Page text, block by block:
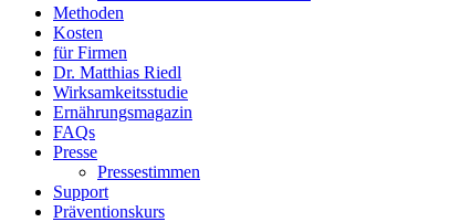
Methoden
Kosten
für Firmen
Dr. Matthias Riedl
Wirksamkeitsstudie
Ernährungsmagazin
FAQs
Presse
Pressestimmen
Support
Präventionskurs